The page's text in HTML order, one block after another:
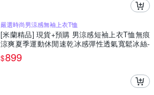
嚴選時尚男涼感無袖上衣T恤
[米蘭精品] 現貨+預購 男涼感短袖上衣T恤無痕
涼爽夏季運動休閒速乾冰感彈性透氣寬鬆冰絲-
男裝3色74lg23
$899